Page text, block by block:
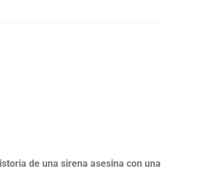
de una sirena asesina con una